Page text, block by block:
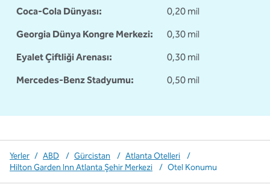
Coca-Cola Dünyası:
0,20 mil
Georgia Dünya Kongre Merkezi:
0,30 mil
Eyalet Çiftliği Arenası:
0,30 mil
Mercedes-Benz Stadyumu:
0,50 mil
Yerler / ABD / Gürcistan / Atlanta Otelleri
/
Hilton Garden Inn Atlanta Şehir Merkezi
/ Otel Konumu